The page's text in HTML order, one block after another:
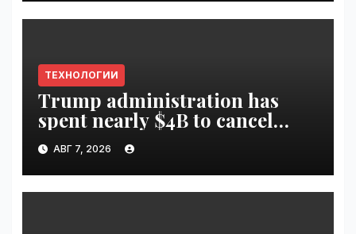
ТЕХНОЛОГИИ
Trump administration has
spent nearly $4B to cancel
offshore wind farms |
VseTime.ru
АВГ 7, 2026